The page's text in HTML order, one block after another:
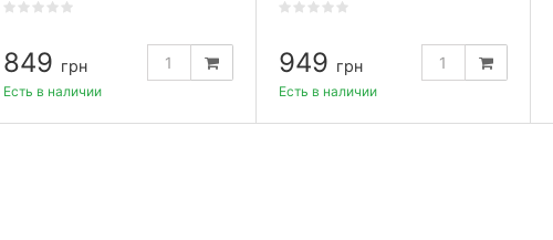
849 грн
Есть в наличии
949 грн
Есть в наличии